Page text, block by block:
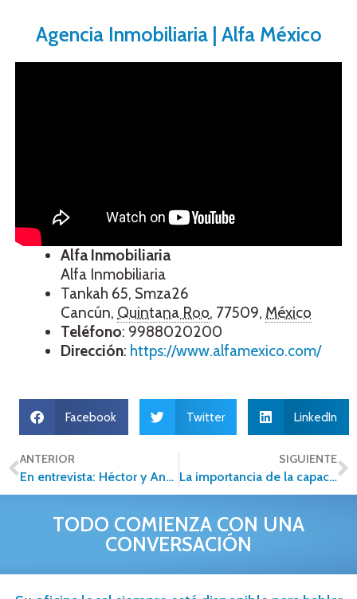
Agencia Inmobiliaria | Alfa México
Alfa Inmobiliaria
Alfa Inmobiliaria
Tankah 65, Smza26
Cancún, Quintana Roo, 77509, México
Teléfono: 9988020200
Dirección: https://www.alfamexico.com/
Facebook Twitter LinkedIn
ANTERIOR
En entrevista: Héctor y Annette Pérez
SIGUIENTE
La importancia de la capacitación dentro de un negocio
TODO COMIENZA CON UNA
CONVERSACIÓN